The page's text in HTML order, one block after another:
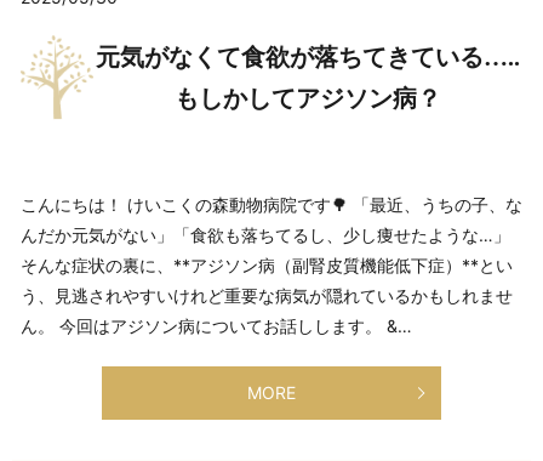
元気がなくて食欲が落ちてきている…..
もしかしてアジソン病？
こんにちは！ けいこくの森動物病院です🌳 「最近、うちの子、な
んだか元気がない」「食欲も落ちてるし、少し痩せたような…」
そんな症状の裏に、**アジソン病（副腎皮質機能低下症）**とい
う、見逃されやすいけれど重要な病気が隠れているかもしれませ
ん。 今回はアジソン病についてお話しします。 &…
MORE